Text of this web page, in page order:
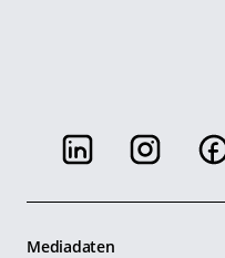
Mediadaten